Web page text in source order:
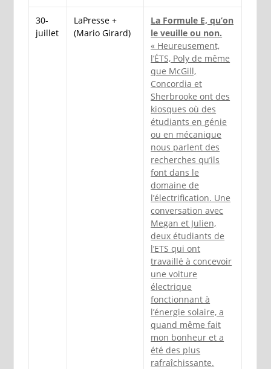
30-
juillet
LaPresse +
(Mario Girard)
La Formule E, qu’on
le veuille ou non.
« Heureusement,
l’ÉTS, Poly de même
que McGill,
Concordia et
Sherbrooke ont des
kiosques où des
étudiants en génie
ou en mécanique
nous parlent des
recherches qu’ils
font dans le
domaine de
l’électrification. Une
conversation avec
Megan et Julien,
deux étudiants de
l’ETS qui ont
travaillé à concevoir
une voiture
électrique
fonctionnant à
l’énergie solaire, a
quand même fait
mon bonheur et a
été des plus
rafraîchissante.